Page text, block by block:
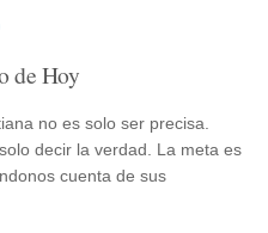
de Hoy
no es solo ser precisa.
decir la verdad. La meta es
cuenta de sus